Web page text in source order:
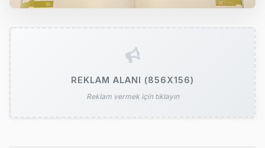
REKLAM ALANI (856X156)
Reklam vermek için tıklayın